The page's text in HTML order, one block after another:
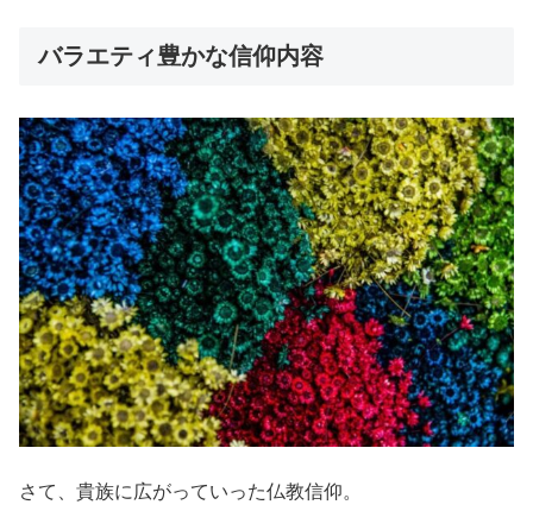
バラエティ豊かな信仰内容
さて、貴族に広がっていった仏教信仰。